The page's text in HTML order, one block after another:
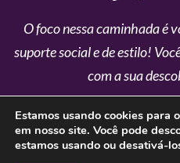
O foco nessa caminhada é
suporte social e de estilo!
com a sua
Estamos usando cookies para
em nosso site. Você pode
estamos usando ou desativá-